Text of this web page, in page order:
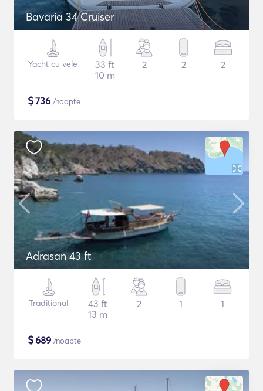
Bavaria 34 Cruiser
Yacht cu vele
33 ft
10 m
2 2 2
$736 /noapte
Adrasan 43 ft
Tradițional
43 ft
13 m
2 1 1
$689 /noapte